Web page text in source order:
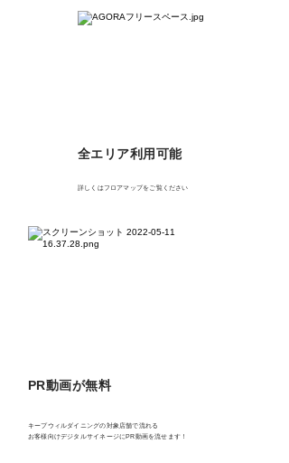
​全エリア利用可能
​詳しくはフロアマップをご覧ください
PR動画が無料
キープウィルダイニングの対象店舗で流れる
お客様向けデジタルサイネージにPR動画を流せます！